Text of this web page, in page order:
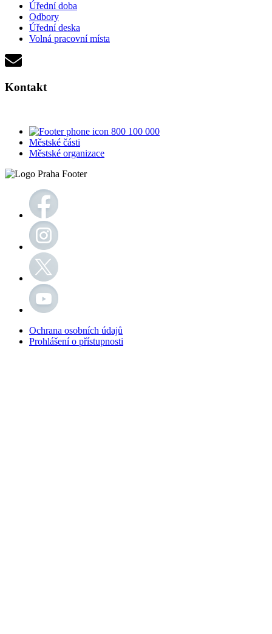
Úřední doba
Odbory
Úřední deska
Volná pracovní místa
Kontakt
800 100 000
Městské části
Městské organizace
Ochrana osobních údajů
Prohlášení o přístupnosti